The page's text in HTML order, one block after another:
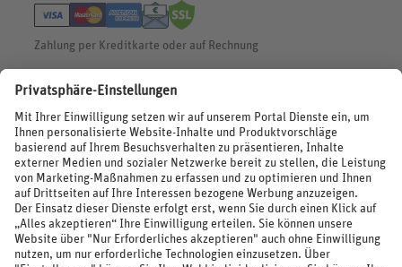
Widerruf HanseMerkur
Zahlung per Kreditkarte oder auf Rechnung
BEWERTUNGEN
SOCIAL MEDIA
REISEVERANSTALTER UND MARKEN